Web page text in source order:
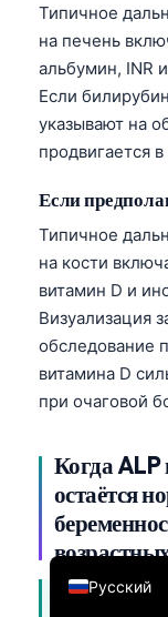
Типичное
на печень
альбумин, INR
Если
указывают на
продвигается
Если
Типичное
на кости
витамин D и
Визуализация
обследование
витамина D
при очаговой
Когда
остаётся
ALP может
Русский
English
العربية
עִבְרִית
Italiano
Español
Português
Ελληνικά
简体中文
فارسی
Български
Dansk